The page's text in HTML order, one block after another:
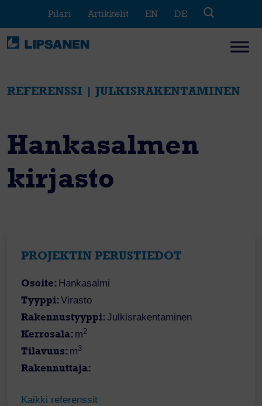
content
Pilari Artikkelit EN DE
REFERENSSI | JULKISRAKENTAMINEN
Hankasalmen
kirjasto
PROJEKTIN PERUSTIEDOT
Osoite: Hankasalmi
Tyyppi:Virasto
Rakennustyyppi:Julkisrakentaminen
Kerrosala: m2
Tilavuus: m3
Rakennuttaja:
Kaikki referenssit